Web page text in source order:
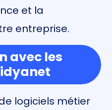
et la
entreprise.
avec les
logiciels métier